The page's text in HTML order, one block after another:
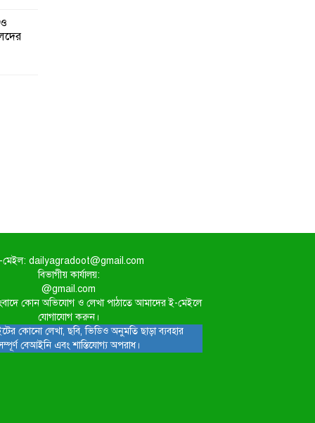
মেইল: dailyagradoot@gmail.com
বিভাগীয় কার্যালয়:
@gmail.com
কোন অভিযোগ ও লেখা পাঠাতে আমাদের ই-মেইলে
যোগাযোগ করুন।
কোনো লেখা, ছবি, ভিডিও অনুমতি ছাড়া ব্যবহার
বেআইনি এবং শাস্তিযোগ্য অপরাধ।